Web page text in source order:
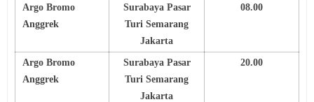
Argo Bromo
Anggrek
Surabaya Pasar
Turi Semarang
Jakarta
08.00
Argo Bromo
Anggrek
Surabaya Pasar
Turi Semarang
Jakarta
20.00